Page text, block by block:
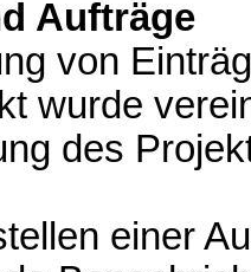
Aufträge
von
wurde
des
einer